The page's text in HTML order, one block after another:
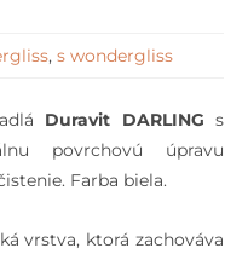
, s wondergliss
Duravit DARLING s
povrchovú úpravu
Farba biela.
vrstva, ktorá zachováva